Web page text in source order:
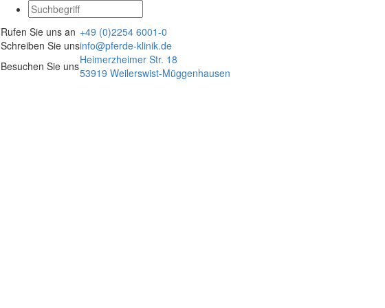
Rufen Sie uns an +49 (0)2254 6001-0
Schreiben Sie unsinfo@pferde-klinik.de
Besuchen Sie unsHeimerzheimer Str. 18
53919 Weilerswist-Müggenhausen